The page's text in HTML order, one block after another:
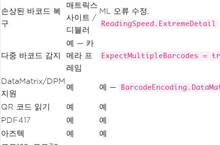
손상된 바코드 복
구
매트릭스
사이트 /
디블러
ML 오류 수정,
ReadingSpeed.ExtremeDetail
다중 바코드 감지
예 — 카
메라 프
레임
ExpectMultipleBarcodes =
DataMatrix/DPM
지원
예 예 —
QR 코드 읽기 예
예
PDF417
예
예
아즈텍
예
예